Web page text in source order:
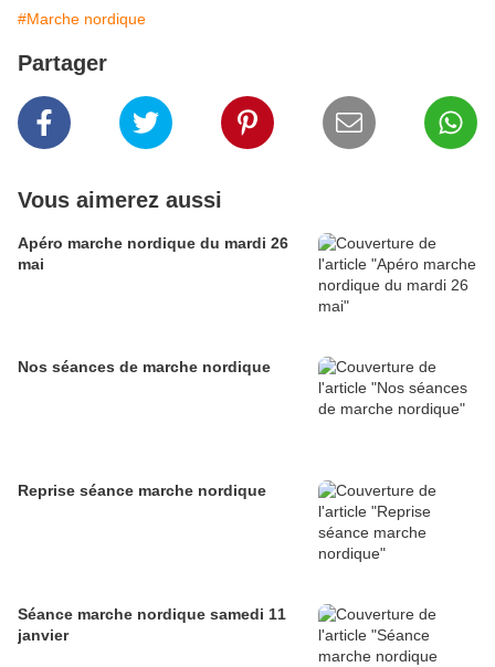
#Marche nordique
Partager
Vous aimerez aussi
Apéro marche nordique du mardi 26
mai
Nos séances de marche nordique
Reprise séance marche nordique
Séance marche nordique samedi 11
janvier